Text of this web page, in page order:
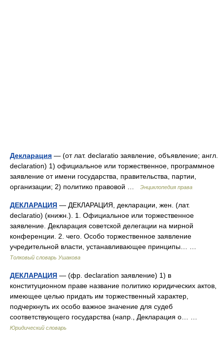
Декларация — (от лат. declaratio заявление, объявление; англ.
declaration) 1) официальное или торжественное, программное
заявление от имени государства, правительства, партии,
организации; 2) политико правовой …
Энциклопедия права
ДЕКЛАРАЦИЯ — ДЕКЛАРАЦИЯ, декларации, жен. (лат.
declaratio) (книжн.). 1. Официальное или торжественное
заявление. Декларация советской делегации на мирной
конференции. 2. чего. Особо торжественное заявление
учредительной власти, устанавливающее принципы… …
Толковый словарь Ушакова
ДЕКЛАРАЦИЯ — (фр. declaration заявление) 1) в
конституционном праве название политико юридических актов,
имеющее целью придать им торжественный характер,
подчеркнуть их особо важное значение для судеб
соответствующего государства (напр., Декларация о… …
Юридический словарь